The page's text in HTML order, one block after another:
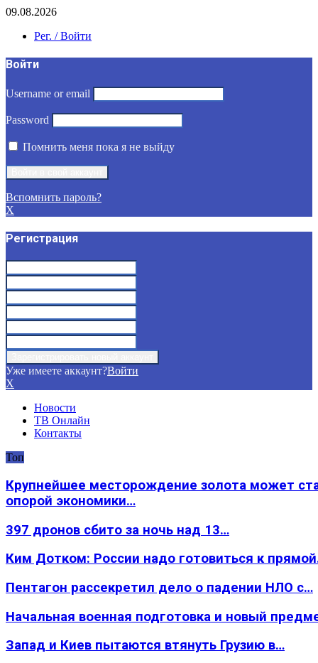
09.08.2026
Рег. / Войти
Войти
Username or email
Password
Помнить меня пока я не выйду
Вспомнить пароль?
X
Регистрация
Уже имеете аккаунт?Войти
X
Новости
ТВ Онлайн
Контакты
Топ
Крупнейшее месторождение золота может
опорой экономики…
397 дронов сбито за ночь над 13…
Ким Дотком: России надо готовиться к
Пентагон рассекретил дело о падении НЛО с…
Начальная военная подготовка и новый
Запад и Киев пытаются втянуть Грузию в…